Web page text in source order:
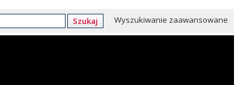
Szukaj Wyszukiwanie zaawansowane